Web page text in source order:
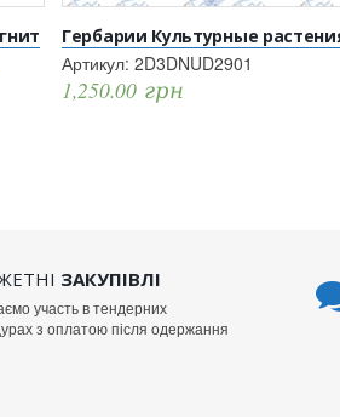
Гербарии Культурные
Артикул: 2D3DNUD2901
1,250.00 грн
ЗАКУПІВЛІ
участь в тендерних
з оплатою після одержання